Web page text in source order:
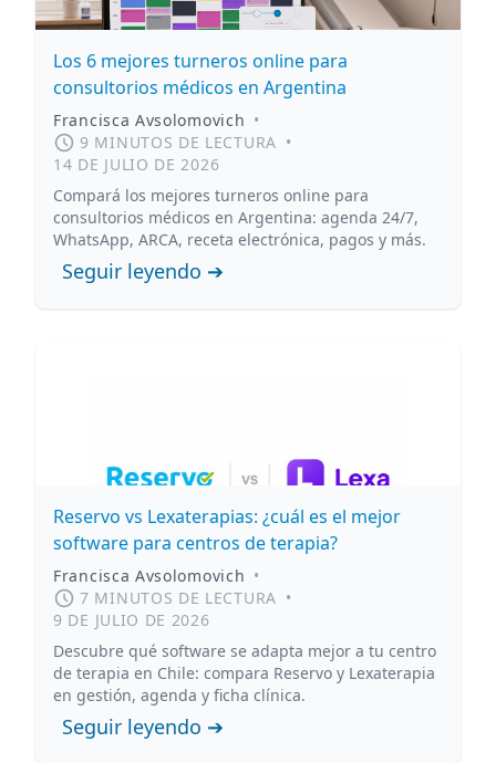
Los 6 mejores turneros online para
consultorios médicos en Argentina
Francisca Avsolomovich •
9 MINUTOS DE LECTURA •
14 DE JULIO DE 2026
Compará los mejores turneros online para
consultorios médicos en Argentina: agenda 24/7,
WhatsApp, ARCA, receta electrónica, pagos y más.
Seguir leyendo ➔
Reservo vs Lexaterapias: ¿cuál es el mejor
software para centros de terapia?
Francisca Avsolomovich •
7 MINUTOS DE LECTURA •
9 DE JULIO DE 2026
Descubre qué software se adapta mejor a tu centro
de terapia en Chile: compara Reservo y Lexaterapia
en gestión, agenda y ficha clínica.
Seguir leyendo ➔